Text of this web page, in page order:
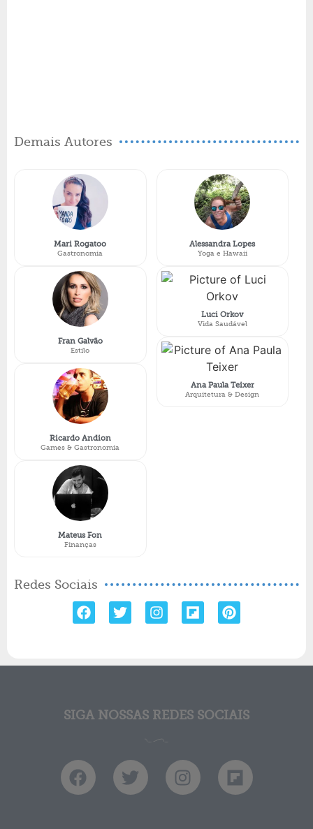
Demais Autores
Mari Rogatoo
Gastronomia
Fran Galvão
Estilo
Ricardo Andion
Games & Gastronomia
Mateus Fon
Finanças
Alessandra Lopes
Yoga e Hawaii
Luci Orkov
Vida Saudável
Ana Paula Teixer
Arquitetura & Design
Redes Sociais
SIGA NOSSAS REDES SOCIAIS